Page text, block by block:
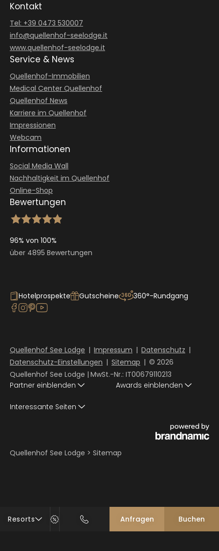
Resorts Anfragen Buchen
Kontakt
Tel: +39 0473 530007
info@quellenhof-seelodge.it
www.quellenhof-seelodge.it
Service & News
Quellenhof-Immobilien
Medical Center Quellenhof
Quellenhof News
Karriere im Quellenhof
Impressionen
Webcam
Informationen
Social Media Wall
Nachhaltigkeit im Quellenhof
Online-Shop
Bewertungen
96% von 100%
über 4895 Bewertungen
Hotelprospekte Gutscheine 360°-Rundgang
Quellenhof See Lodge | Impressum | Datenschutz |
Datenschutz-Einstellungen | Sitemap | © 2026
Quellenhof See Lodge | MwSt.-Nr.: IT00679110213
Partner einblenden
Awards einblenden
Interessante Seiten
Quellenhof See Lodge > Sitemap